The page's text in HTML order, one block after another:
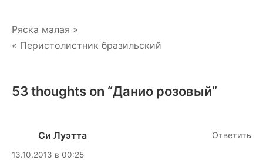
Навигация
по
Ряска малая »
« Перистолистник бразильский
53 thoughts on “Данио розовый”
Си Луэтта
13.10.2013 в 00:25
Ответить